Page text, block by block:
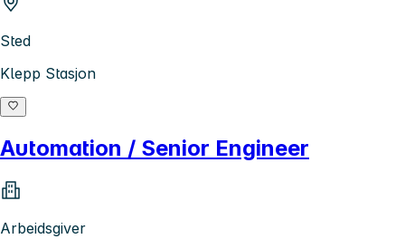
Sted
Klepp Stasjon
Automation / Senior Engineer
Arbeidsgiver